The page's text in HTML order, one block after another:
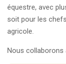
équestre, avec
soit pour les
agricole.
Nous collaborons